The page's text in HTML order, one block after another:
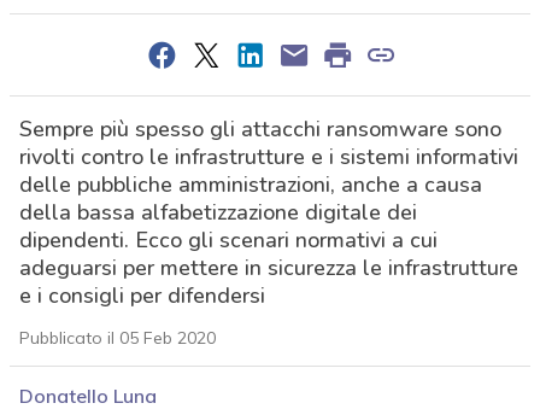
Sempre più spesso gli attacchi ransomware sono
rivolti contro le infrastrutture e i sistemi informativi
delle pubbliche amministrazioni, anche a causa
della bassa alfabetizzazione digitale dei
dipendenti. Ecco gli scenari normativi a cui
adeguarsi per mettere in sicurezza le infrastrutture
e i consigli per difendersi
Pubblicato il 05 Feb 2020
Donatello Luna